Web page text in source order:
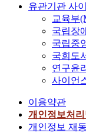
유관기관 사
교육부
국립장
국립중
국회도
연구윤
사이언
이용약관
개인정보처리
개인정보 재